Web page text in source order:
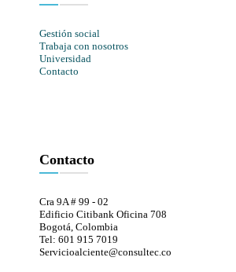
Gestión social
Trabaja con nosotros
Universidad
Contacto
Contacto
Cra 9A # 99 - 02
Edificio Citibank Oficina 708
Bogotá, Colombia
Tel: 601 915 7019
Servicioalciente@consultec.co